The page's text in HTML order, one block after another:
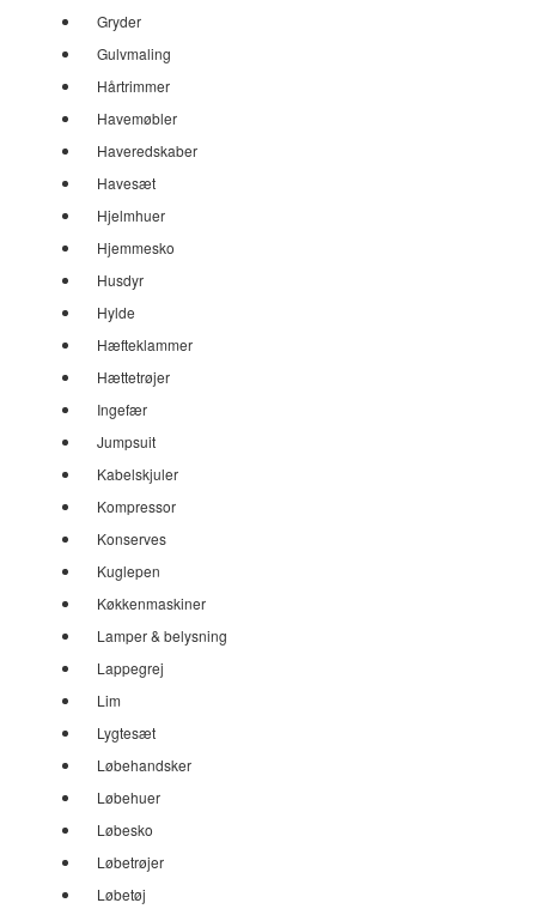
Gryder
Gulvmaling
Hårtrimmer
Havemøbler
Haveredskaber
Havesæt
Hjelmhuer
Hjemmesko
Husdyr
Hylde
Hæfteklammer
Hættetrøjer
Ingefær
Jumpsuit
Kabelskjuler
Kompressor
Konserves
Kuglepen
Køkkenmaskiner
Lamper & belysning
Lappegrej
Lim
Lygtesæt
Løbehandsker
Løbehuer
Løbesko
Løbetrøjer
Løbetøj